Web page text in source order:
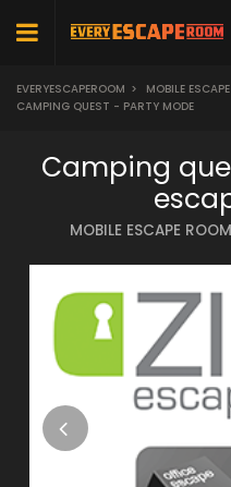
EVERYESCAPEROOM > MOBILE
CAMPING QUEST - PARTY MODE
Camping
MOBILE ESCAPE